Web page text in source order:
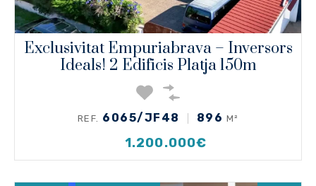
Exclusivitat Empuriabrava – Inversors
Ideals! 2 Edificis Platja 150m
REF. 6065/JF48 896 M²
1.200.000€